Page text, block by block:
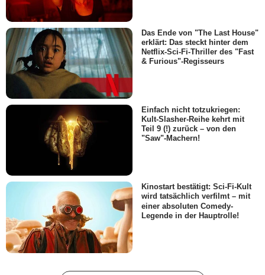
Das Ende von "The Last House"
erklärt: Das steckt hinter dem
Netflix-Sci-Fi-Thriller des "Fast
& Furious"-Regisseurs
Einfach nicht totzukriegen:
Kult-Slasher-Reihe kehrt mit
Teil 9 (!) zurück – von den
"Saw"-Machern!
Kinostart bestätigt: Sci-Fi-Kult
wird tatsächlich verfilmt – mit
einer absoluten Comedy-
Legende in der Hauptrolle!